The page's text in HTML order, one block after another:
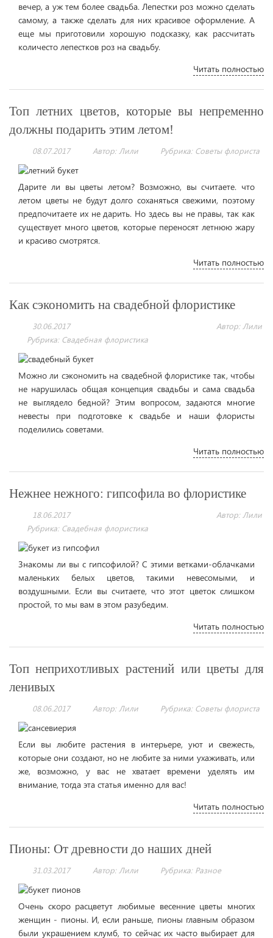
вечер, а уж тем более свадьба. Лепестки роз можно сделать
самому, а также сделать для них красивое оформление. А
еще мы приготовили хорошую подсказку, как рассчитать
количесто лепестков роз на свадьбу.
Читать полностью
Топ летних цветов, которые вы непременно
должны подарить этим летом!
08.07.2017 Автор: Лили Рубрика: Советы флориста
Дарите ли вы цветы летом? Возможно, вы считаете. что
летом цветы не будут долго соханяться свежими, поэтому
предпочитаете их не дарить. Но здесь вы не правы, так как
существует много цветов, которые переносят летнюю жару
и красиво смотрятся.
Читать полностью
Как сэкономить на свадебной флористике
30.06.2017
Автор: Лили
Рубрика: Свадебная флористика
Можно ли сэкономить на свадебной флористике так, чтобы
не нарушилась общая концепция свадьбы и сама свадьба
не выглядело бедной? Этим вопросом, задаются многие
невесты при подготовке к свадьбе и наши флористы
поделились советами.
Читать полностью
Нежнее нежного: гипсофила во флористике
18.06.2017
Автор: Лили
Рубрика: Свадебная флористика
Знакомы ли вы с гипсофилой? С этими ветками-облачками
маленьких белых цветов, такими невесомыми, и
воздушными. Если вы считаете, что этот цветок слишком
простой, то мы вам в этом разубедим.
Читать полностью
Топ неприхотливых растений или цветы для
ленивых
08.06.2017 Автор: Лили Рубрика: Советы флориста
Если вы любите растения в интерьере, уют и свежесть,
которые они создают, но не любите за ними ухаживать, или
же, возможно, у вас не хватает времени уделять им
внимание, тогда эта статья именно для вас!
Читать полностью
Пионы: От древности до наших дней
31.03.2017 Автор: Лили Рубрика: Разное
Очень скоро расцветут любимые весенние цветы многих
женщин - пионы. И, если раньше, пионы главным образом
были украшением клумб, то сейчас их часто выбирает для